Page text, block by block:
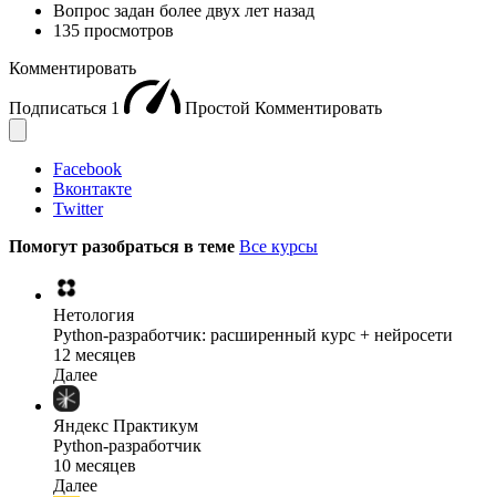
Вопрос задан более двух лет назад
135 просмотров
Комментировать
Подписаться 1 Простой Комментировать
Facebook
Вконтакте
Twitter
Помогут разобраться в теме Все курсы
Нетология
Python-разработчик: расширенный курс + нейросети
12 месяцев
Далее
Яндекс Практикум
Python-разработчик
10 месяцев
Далее